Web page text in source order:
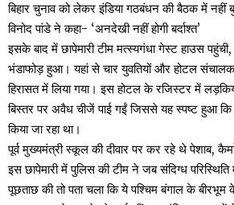
बिहार चुनाव को लेकर इंडिया गठबंधन की बैठक में
विनोद पांडे ने कहा- ‘अनदेखी नहीं होगी बर्दाश्त’
इसके बाद में छापेमारी टीम मत्स्यगंधा गेस्ट हाउस
भंडाफोड़ हुआ। यहां से चार युवतियों और होटल
हिरासत में लिया गया। इस होटल के रजिस्टर में
बिस्तर पर अवैध चीजें पाई गईं जिससे यह स्पष्ट हुआ
किया जा रहा था।
पूर्व मुख्यमंत्री स्कूल की दीवार पर कर रहे थे पेशाब,
इस छापेमारी में पुलिस की टीम ने जब संदिग्ध
पूछताछ की तो पता चला कि ये पश्चिम बंगाल के